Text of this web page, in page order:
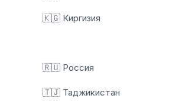
🇰🇬 Киргизия
🇷🇺 Россия
🇹🇯 Таджикистан